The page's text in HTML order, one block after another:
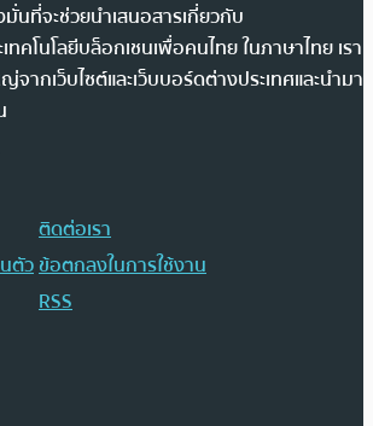
นที่จะช่วยนำเสนอสารเกี่ยวกับ
ทคโนโลยีบล็อกเชนเพื่อคนไทย ในภาษาไทย เรา
ากเว็บไซต์และเว็บบอร์ดต่างประเทศและนำมา
ติดต่อเรา
ตัวข้อตกลงในการใช้งาน
RSS